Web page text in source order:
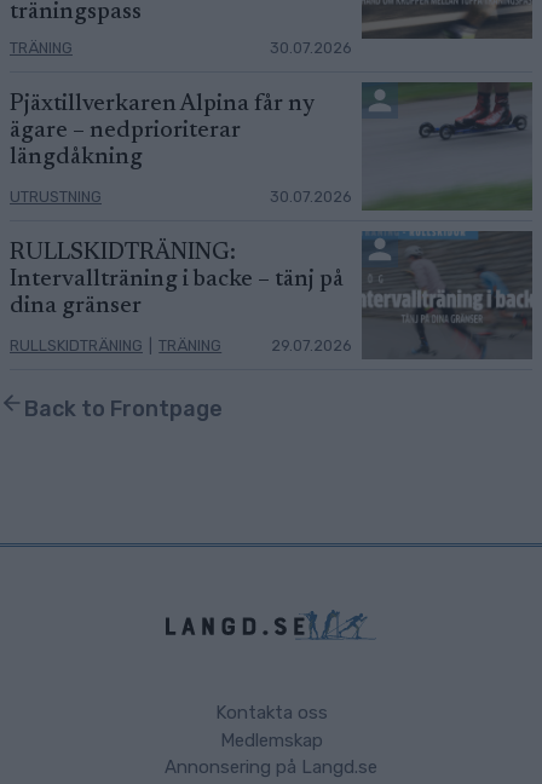
träningspass
TRÄNING 30.07.2026
Pjäxtillverkaren Alpina får ny
ägare – nedprioriterar
längdåkning
UTRUSTNING 30.07.2026
RULLSKIDTRÄNING:
Intervallträning i backe – tänj på
dina gränser
RULLSKIDTRÄNING TRÄNING 29.07.2026
Back to Frontpage
Kontakta oss
Medlemskap
Annonsering på Langd.se